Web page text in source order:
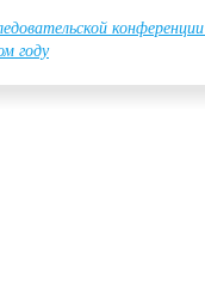
году